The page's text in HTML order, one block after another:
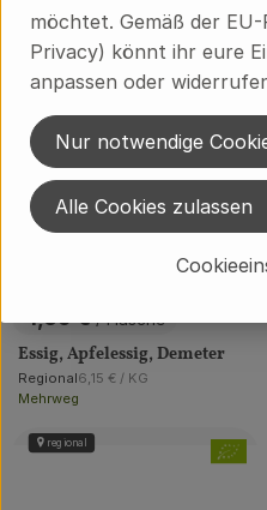
, Preis:
4,69 €/ Flasche
Essig, Apfelessig, Demeter
, Herkunft:
Regional, Referenzpreis:
6,15 € / KG
Mehrweg
eingeplant
,
regional
möchtet. Gemäß der
Privacy) könnt ihr eure
anpassen oder
Nur notwendige
Alle Cookies zulassen